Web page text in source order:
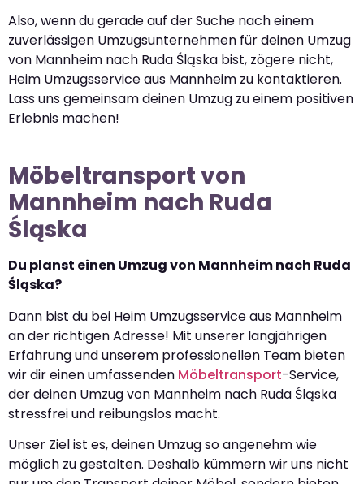
Also, wenn du gerade auf der Suche nach einem
zuverlässigen Umzugsunternehmen für deinen Umzug
von Mannheim nach Ruda Śląska bist, zögere nicht,
Heim Umzugsservice aus Mannheim zu kontaktieren.
Lass uns gemeinsam deinen Umzug zu einem positiven
Erlebnis machen!
Möbeltransport von
Mannheim nach Ruda
Śląska
Du planst einen Umzug von Mannheim nach Ruda
Śląska?
Dann bist du bei Heim Umzugsservice aus Mannheim
an der richtigen Adresse! Mit unserer langjährigen
Erfahrung und unserem professionellen Team bieten
wir dir einen umfassenden Möbeltransport-Service,
der deinen Umzug von Mannheim nach Ruda Śląska
stressfrei und reibungslos macht.
Unser Ziel ist es, deinen Umzug so angenehm wie
möglich zu gestalten. Deshalb kümmern wir uns nicht